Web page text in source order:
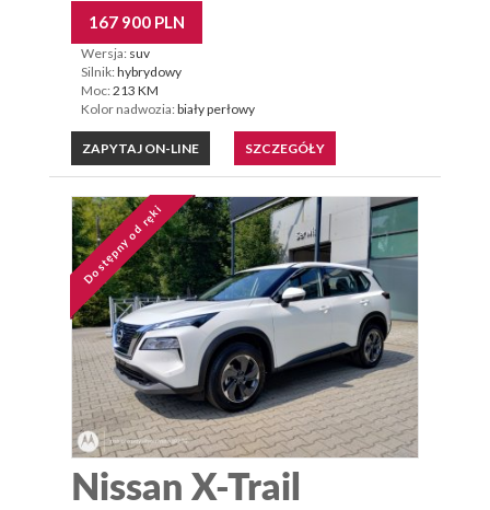
167 900 PLN
Wersja: suv
Silnik: hybrydowy
Moc: 213 KM
Kolor nadwozia: biały perłowy
ZAPYTAJ ON-LINE SZCZEGÓŁY
Dostępny od ręki
Nissan X-Trail